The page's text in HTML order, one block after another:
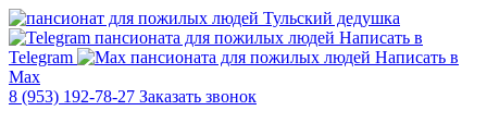
Написать в
Telegram
Написать в
Max
8 (953) 192-78-27 Заказать звонок